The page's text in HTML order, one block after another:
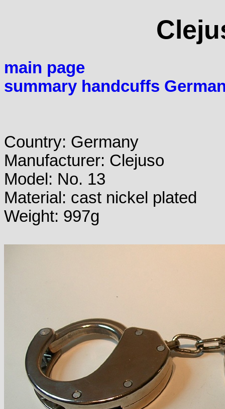
main page
summary handcuffs
Country: Germany
Manufacturer: Clejuso
Model: No. 13
Material: cast nickel plated
Weight: 997g